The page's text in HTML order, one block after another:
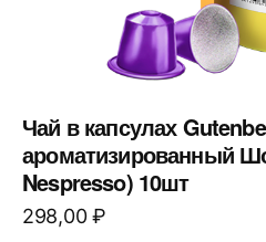
Чай в капсулах
ароматизированный
Nespresso) 10шт
298,00₽